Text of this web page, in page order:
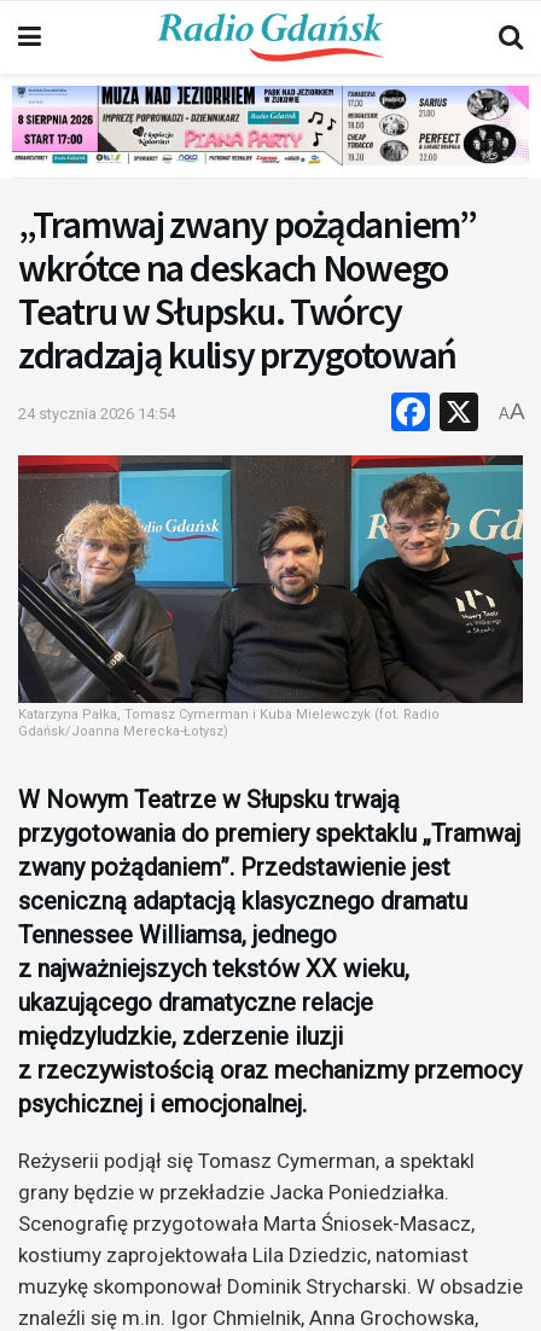
„Tramwaj zwany pożądaniem”
wkrótce na deskach Nowego
Teatru w Słupsku. Twórcy
zdradzają kulisy przygotowań
24 stycznia 2026 14:54 X
AA
Katarzyna Pałka, Tomasz Cymerman i Kuba Mielewczyk (fot. Radio
Gdańsk/Joanna Merecka-Łotysz)
W Nowym Teatrze w Słupsku trwają
przygotowania do premiery spektaklu „Tramwaj
zwany pożądaniem”. Przedstawienie jest
sceniczną adaptacją klasycznego dramatu
Tennessee Williamsa, jednego
z najważniejszych tekstów XX wieku,
ukazującego dramatyczne relacje
międzyludzkie, zderzenie iluzji
z rzeczywistością oraz mechanizmy przemocy
psychicznej i emocjonalnej.
Reżyserii podjął się Tomasz Cymerman, a spektakl
grany będzie w przekładzie Jacka Poniedziałka.
Scenografię przygotowała Marta Śniosek-Masacz,
kostiumy zaprojektowała Lila Dziedzic, natomiast
muzykę skomponował Dominik Strycharski. W obsadzie
znaleźli się m.in. Igor Chmielnik, Anna Grochowska,